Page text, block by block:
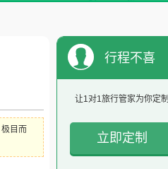
目而
行程不喜
让1对1旅行管家为你定制
立即定制